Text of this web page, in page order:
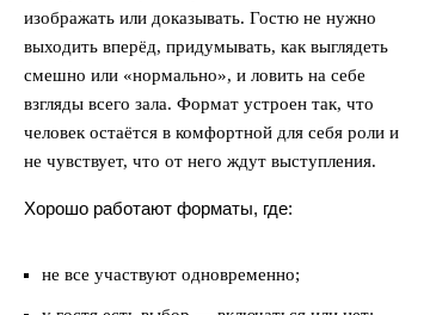
изображать или доказывать. Гостю не нужно
выходить вперёд, придумывать, как выглядеть
смешно или «нормально», и ловить на себе
взгляды всего зала. Формат устроен так, что
человек остаётся в комфортной для себя роли и
не чувствует, что от него ждут выступления.
Хорошо работают форматы, где:
не все участвуют одновременно;